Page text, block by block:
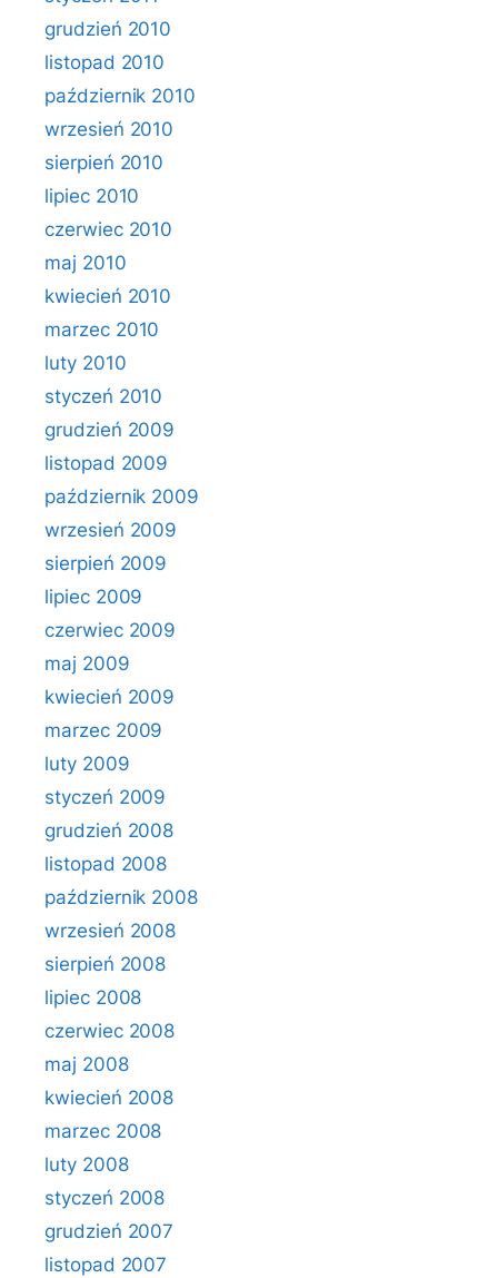
grudzień 2010
listopad 2010
październik 2010
wrzesień 2010
sierpień 2010
lipiec 2010
czerwiec 2010
maj 2010
kwiecień 2010
marzec 2010
luty 2010
styczeń 2010
grudzień 2009
listopad 2009
październik 2009
wrzesień 2009
sierpień 2009
lipiec 2009
czerwiec 2009
maj 2009
kwiecień 2009
marzec 2009
luty 2009
styczeń 2009
grudzień 2008
listopad 2008
październik 2008
wrzesień 2008
sierpień 2008
lipiec 2008
czerwiec 2008
maj 2008
kwiecień 2008
marzec 2008
luty 2008
styczeń 2008
grudzień 2007
listopad 2007